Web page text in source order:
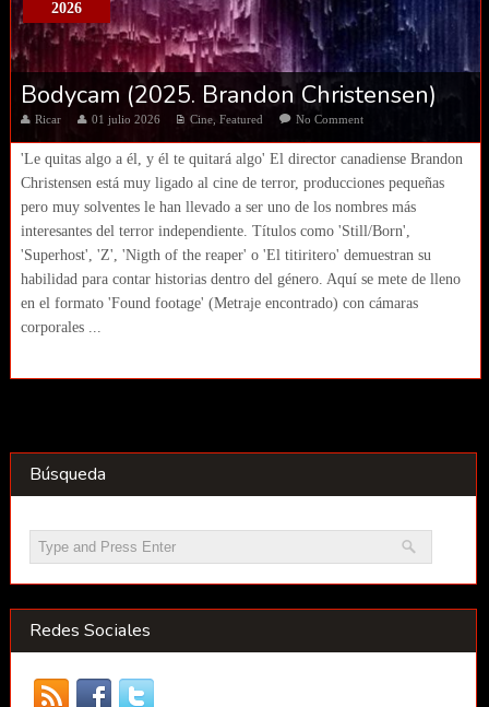
2026
Bodycam (2025. Brandon Christensen)
Ricar 01 julio 2026 Cine, Featured No Comment
'Le quitas algo a él, y él te quitará algo' El director canadiense Brandon
Christensen está muy ligado al cine de terror, producciones pequeñas
pero muy solventes le han llevado a ser uno de los nombres más
interesantes del terror independiente. Títulos como 'Still/Born',
'Superhost', 'Z', 'Nigth of the reaper' o 'El titiritero' demuestran su
habilidad para contar historias dentro del género. Aquí se mete de lleno
en el formato 'Found footage' (Metraje encontrado) con cámaras
corporales ...
Búsqueda
Redes Sociales